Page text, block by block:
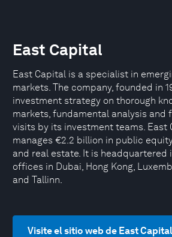
East Capital
East Capital is a specialist in
markets. The company, founded in
investment strategy on thorough
markets, fundamental analysis and
visits by its investment teams. East
manages €2.2 billion in public
and real estate. It is headquartered
offices in Dubai, Hong Kong,
and Tallinn.
Visite el sitio web de East Capital